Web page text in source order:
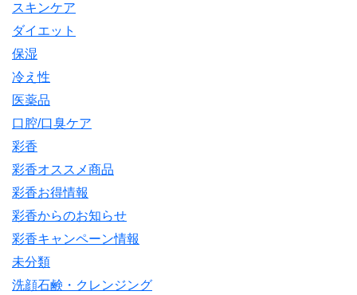
スキンケア
ダイエット
保湿
冷え性
医薬品
口腔/口臭ケア
彩香
彩香オススメ商品
彩香お得情報
彩香からのお知らせ
彩香キャンペーン情報
未分類
洗顔石鹸・クレンジング